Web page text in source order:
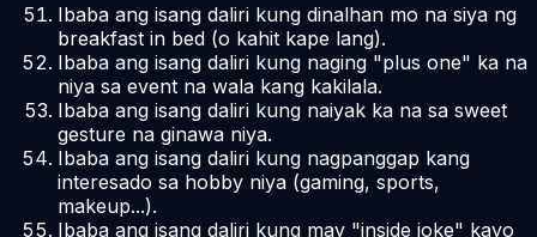
Ibaba ang isang daliri kung dinalhan mo na siya ng
breakfast in bed (o kahit kape lang).
Ibaba ang isang daliri kung naging "plus one" ka na
niya sa event na wala kang kakilala.
Ibaba ang isang daliri kung naiyak ka na sa sweet
gesture na ginawa niya.
Ibaba ang isang daliri kung nagpanggap kang
interesado sa hobby niya (gaming, sports,
makeup...).
Ibaba ang isang daliri kung may "inside joke" kayo